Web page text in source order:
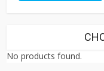
No products found.